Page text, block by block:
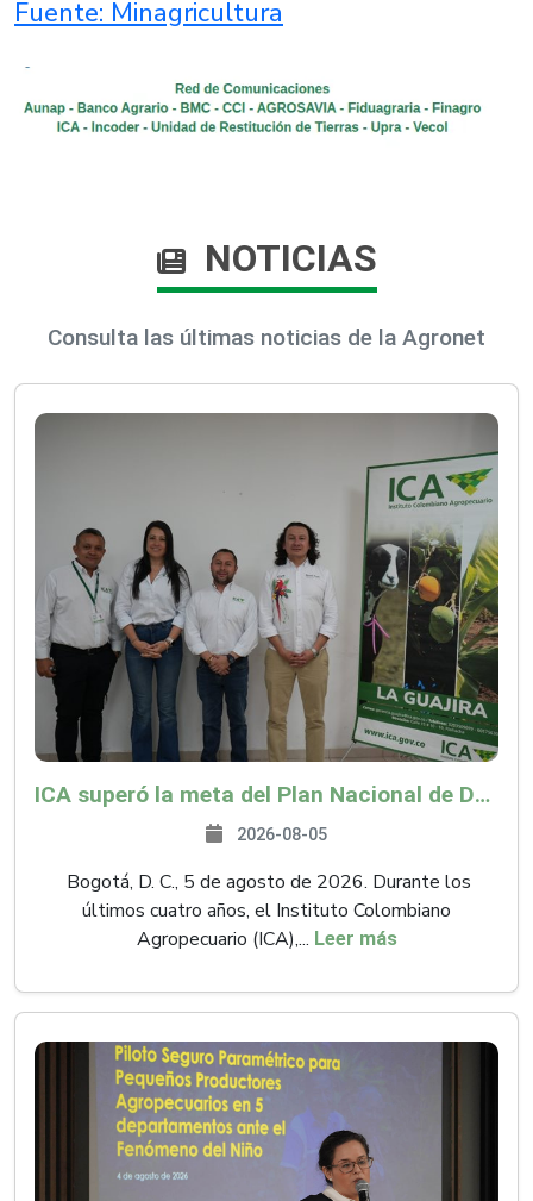
Fuente: Minagricultura​
NOTICIAS
Consulta las últimas noticias de la Agronet
ICA superó la meta del Plan Nacional de Desarrollo y abrió 61 mercados internacionales
2026-08-05
Bogotá, D. C., 5 de agosto de 2026. Durante los
últimos cuatro años, el Instituto Colombiano
Agropecuario (ICA),... Leer más